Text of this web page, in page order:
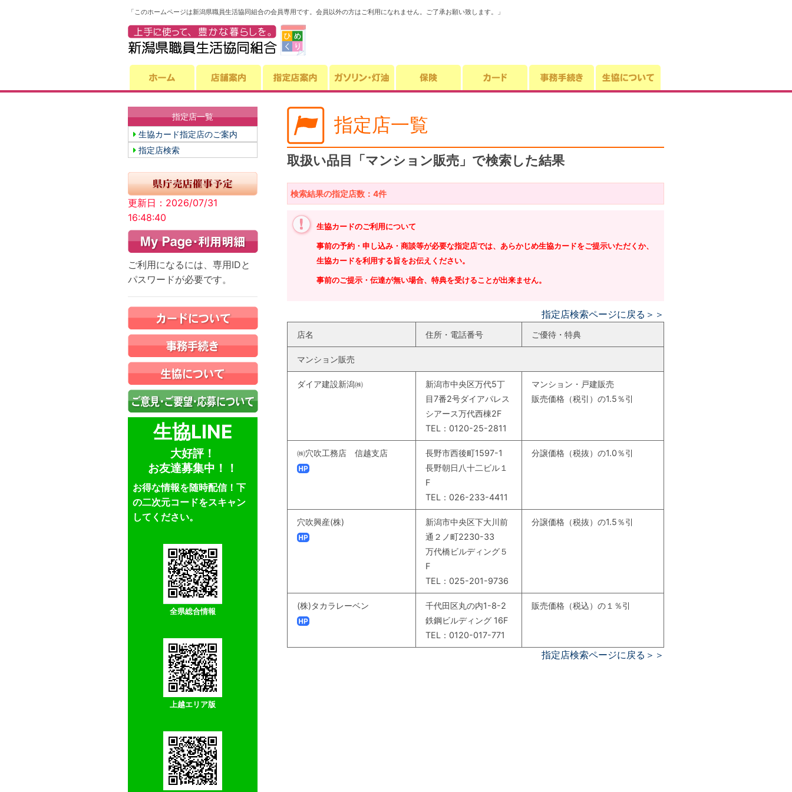
「このホームページは新潟県職員生活協同組合の会員専用です。会員以外の方はご利用になれません。ご了承お願い致します。」
指定店一覧
取扱い品目「マンション販売」で検索した結果
検索結果の指定店数：4件
生協カードのご利用について
事前の予約・申し込み・商談等が必要な指定店では、あらかじめ生協カードをご提示いただくか、
生協カードを利用する旨をお伝えください。
事前のご提示・伝達が無い場合、特典を受けることが出来ません。
指定店検索ページに戻る＞＞
店名 住所・電話番号 ご優待・特典
マンション販売
ダイア建設新潟㈱
新潟市中央区万代5丁
目7番2号ダイアパレス
シアース万代西棟2F
TEL：0120-25-2811
マンション・戸建販売
販売価格（税引）の1.5％引
㈱穴吹工務店 信越支店
長野市西後町1597-1
長野朝日八十二ビル１
F
TEL：026-233-4411
分譲価格（税抜）の1.0％引
穴吹興産(株)
新潟市中央区下大川前
通２ノ町2230-33
万代橋ビルディング５
F
TEL：025-201-9736
分譲価格（税抜）の1.5％引
(株)タカラレーベン
千代田区丸の内1-8-2
鉄鋼ビルディング 16F
TEL：0120-017-771
販売価格（税込）の１％引
指定店検索ページに戻る＞＞
指定店一覧
生協カード指定店のご案内
指定店検索
更新日：2026/07/31
16:48:40
ご利用になるには、専用IDと
パスワードが必要です。
生協LINE
大好評！
お友達募集中！！
お得な情報を随時配信！下
の二次元コードをスキャン
してください。
全県総合情報
上越エリア版